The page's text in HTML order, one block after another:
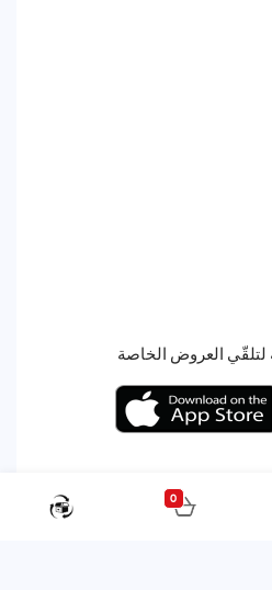
لتلقّي العروض الخاصة
All rights reserved.
0